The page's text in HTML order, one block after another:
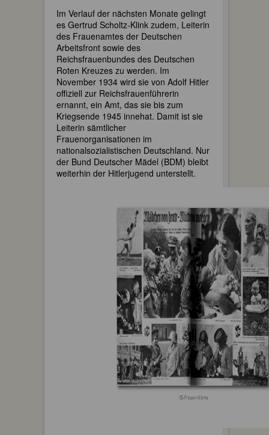
Im Verlauf der nächsten Monate gelingt
es Gertrud Scholtz-Klink zudem, Leiterin
des Frauenamtes der Deutschen
Arbeitsfront sowie des
Reichsfrauenbundes des Deutschen
Roten Kreuzes zu werden. Im
November 1934 wird sie von Adolf Hitler
offiziell zur Reichsfrauenführerin
ernannt, ein Amt, das sie bis zum
Kriegsende 1945 innehat. Damit ist sie
Leiterin sämtlicher
Frauenorganisationen im
nationalsozialistischen Deutschland. Nur
der Bund Deutscher Mädel (BDM) bleibt
weiterhin der Hitlerjugend unterstellt.